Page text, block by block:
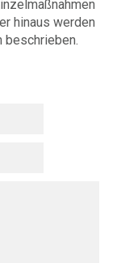
hinaus werden
beschrieben.